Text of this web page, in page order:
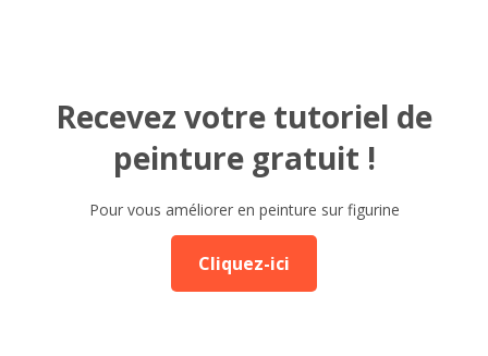
Recevez votre tutoriel de
peinture gratuit !
Pour vous améliorer en peinture sur figurine
Cliquez-ici